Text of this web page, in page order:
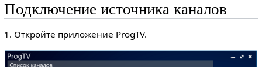
Подключение источника каналов
1. Откройте приложение ProgTV.